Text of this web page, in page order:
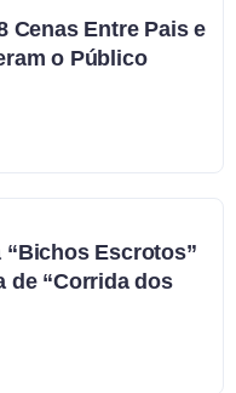
Cenas Entre Pais e
o Público
“Bichos Escrotos”
de “Corrida dos